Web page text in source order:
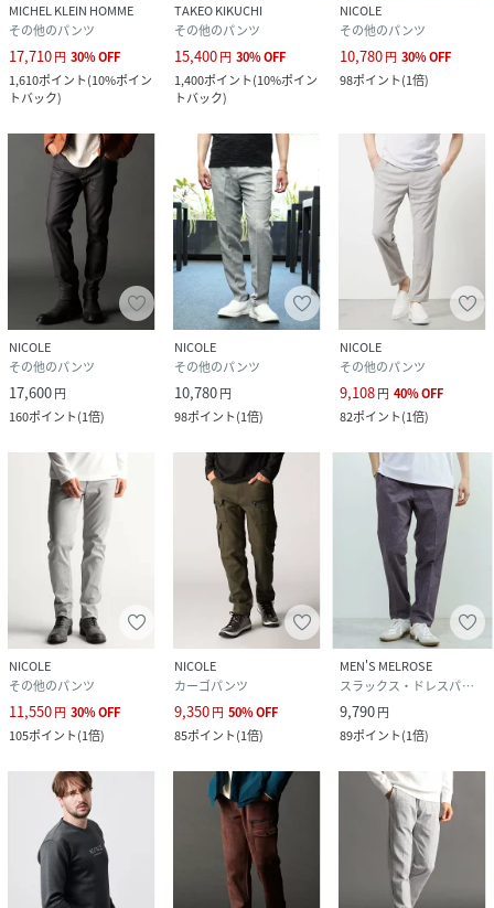
MICHEL KLEIN HOMME
その他のパンツ
17,710円 30%OFF
1,610ポイント(10%ポイン
トバック)
TAKEO KIKUCHI
その他のパンツ
15,400円 30%OFF
1,400ポイント(10%ポイン
トバック)
NICOLE
その他のパンツ
10,780円 30%OFF
98ポイント(1倍)
NICOLE
その他のパンツ
17,600円
160ポイント(1倍)
NICOLE
その他のパンツ
10,780円
98ポイント(1倍)
NICOLE
その他のパンツ
9,108円 40%OFF
82ポイント(1倍)
NICOLE
その他のパンツ
11,550円 30%OFF
105ポイント(1倍)
NICOLE
カーゴパンツ
9,350円 50%OFF
85ポイント(1倍)
MEN'S MELROSE
スラックス・ドレスパンツ
9,790円
89ポイント(1倍)